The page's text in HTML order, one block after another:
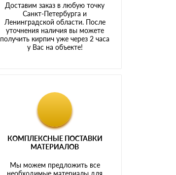
Доставим заказ в любую точку
Санкт-Петербурга и
Ленинградской области. После
уточнения наличия вы можете
получить кирпич уже через 2 часа
у Вас на объекте!
КОМПЛЕКСНЫЕ ПОСТАВКИ
МАТЕРИАЛОВ
Мы можем предложить все
необходимые материалы для